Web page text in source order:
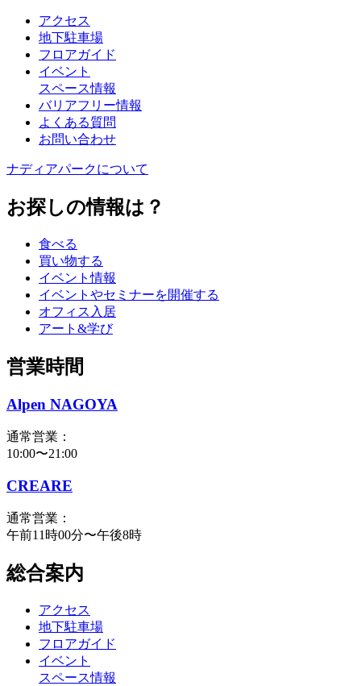
アクセス
地下駐車場
フロアガイド
イベント
スペース情報
バリアフリー情報
よくある質問
お問い合わせ
ナディアパークについて
お探しの情報は？
食べる
買い物する
イベント情報
イベントやセミナーを開催する
オフィス入居
アート&学び
営業時間
Alpen NAGOYA
通常営業：
10:00〜21:00
CREARE
通常営業：
午前11時00分〜午後8時
総合案内
アクセス
地下駐車場
フロアガイド
イベント
スペース情報